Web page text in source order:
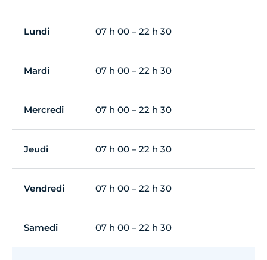
Lundi 07 h 00 – 22 h 30
Mardi 07 h 00 – 22 h 30
Mercredi 07 h 00 – 22 h 30
Jeudi 07 h 00 – 22 h 30
Vendredi 07 h 00 – 22 h 30
Samedi 07 h 00 – 22 h 30